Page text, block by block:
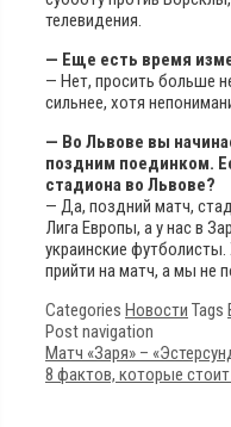
телевидения.
— Еще есть время
— Нет, просить больше
сильнее, хотя
— Во Львове вы
поздним поединком.
стадиона во Львове?
— Да, поздний матч,
Лига Европы, а у нас в
украинские
прийти на матч, а мы не
Categories Новости Tags
Post navigation
Матч «Заря» –
8 фактов, которые стоит